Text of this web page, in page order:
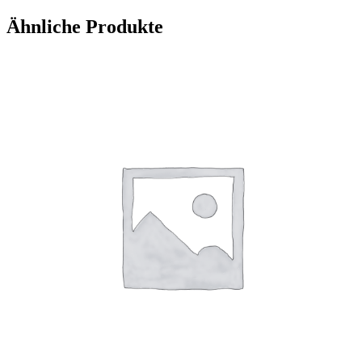
Ähnliche Produkte